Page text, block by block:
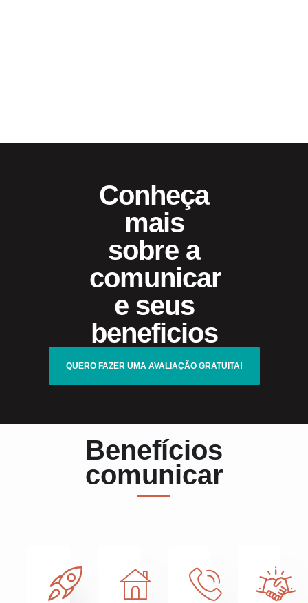
Conheça
mais
sobre a
comunicar
e seus
beneficios
QUERO FAZER UMA AVALIAÇÃO GRATUITA!
Benefícios
comunicar